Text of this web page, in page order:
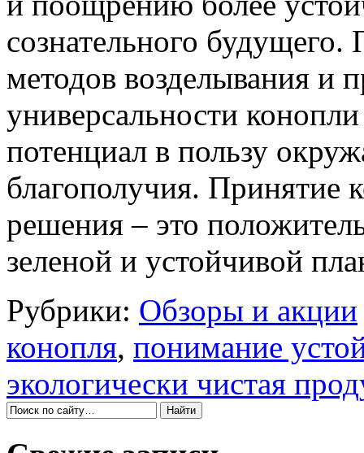
сознательного
методов возделывания и
универсальности
потенциал в пользу
благополучия. Принятие
решения – это
зеленой и устойчивой
Рубрики: Обзоры и акции
конопля, понимание
экологически чистая